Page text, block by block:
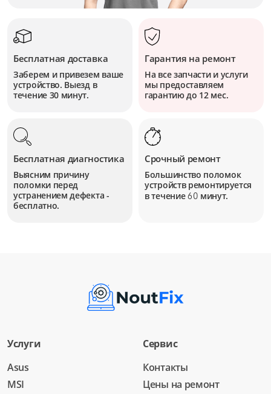
Бесплатная доставка
Заберем и привезем ваше
устройство. Выезд в
течение 30 минут.
Гарантия на ремонт
На все запчасти и услуги
мы предоставляем
гарантию до 12 мес.
Бесплатная диагностика
Выясним причину
поломки перед
устранением дефекта -
бесплатно.
Срочный ремонт
Большинство поломок
устройств ремонтируется
в течение60 минут.
Услуги
Asus
MSI
Сервис
Контакты
Цены на ремонт